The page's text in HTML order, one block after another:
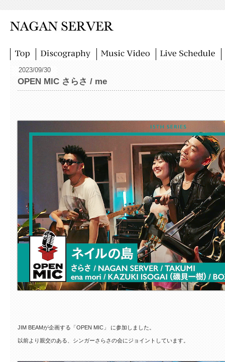
2023/09/30
OPEN MIC さらさ / me
JIM BEAMが企画する「OPEN MIC」 に参加しました。
以前より親交のある、シンガーさらさの会にジョイントしています。